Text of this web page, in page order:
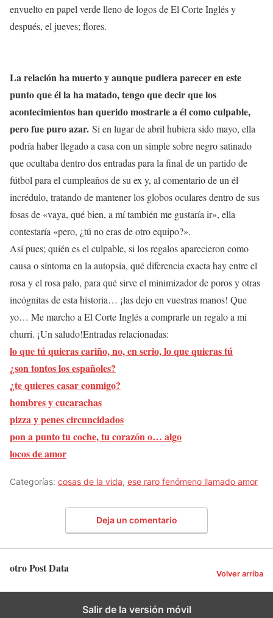
envuelto en papel verde lleno de logos de El Corte Inglés y
después, el jueves; flores.
La relación ha muerto y aunque pudiera parecer en este
punto que él la ha matado, tengo que decir que los
acontecimientos han querido mostrarle a él como culpable,
pero fue puro azar. Si en lugar de abril hubiera sido mayo, ella
podría haber llegado a casa con un simple sobre negro satinado
que ocultaba dentro dos entradas para la final de un partido de
fútbol para el cumpleaños de su ex y, al comentario de un él
incrédulo, tratando de mantener los globos oculares dentro de sus
fosas de «vaya, qué bien, a mí también me gustaría ir», ella
contestaría «pero, ¿tú no eras de otro equipo?».
Así pues; quién es el culpable, si los regalos aparecieron como
causa o síntoma en la autopsia, qué diferencia exacta hay entre el
rosa y el rosa palo, para qué sirve el minimizador de poros y otras
incógnitas de esta historia… ¡las dejo en vuestras manos! Que
yo… Me marcho a El Corte Inglés a comprarle un regalo a mi
churri. ¡Un saludo!Entradas relacionadas:
lo que tú quieras cariño, no, en serio, lo que quieras tú
¿son tontos los españoles?
¿te quieres casar conmigo?
hombres y cucarachas
pizza y penes circuncidados
pon a punto tu coche, tu corazón o… algo
locos de amor
Categorías: cosas de la vida, ese raro fenómeno llamado amor
Deja un comentario
otro Post Data Volver arriba
Salir de la versión móvil